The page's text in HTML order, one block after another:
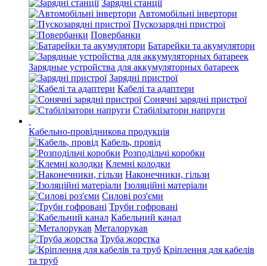
Зарядні станції
Автомобільні інвертори
Пускозарядні пристрої
Повербанки
Батарейки та акумулятори
Зарядные устройства для аккумуляторных батареек
Зарядні пристрої
Кабелі та адаптери
Сонячні зарядні пристрої
Стабілізатори напруги
Кабельно-провідникова продукція
Кабель, провід
Розподільчі коробки
Клемні колодки
Наконечники, гільзи
Ізоляційні матеріали
Силові роз'єми
Труби гофровані
Кабельний канал
Металорукав
Труба жорстка
Кріплення для кабелів
та труб